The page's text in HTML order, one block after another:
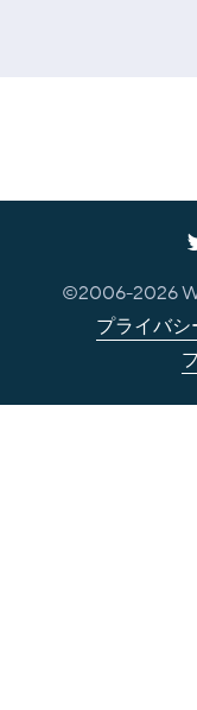
©2006-2026
プライバ